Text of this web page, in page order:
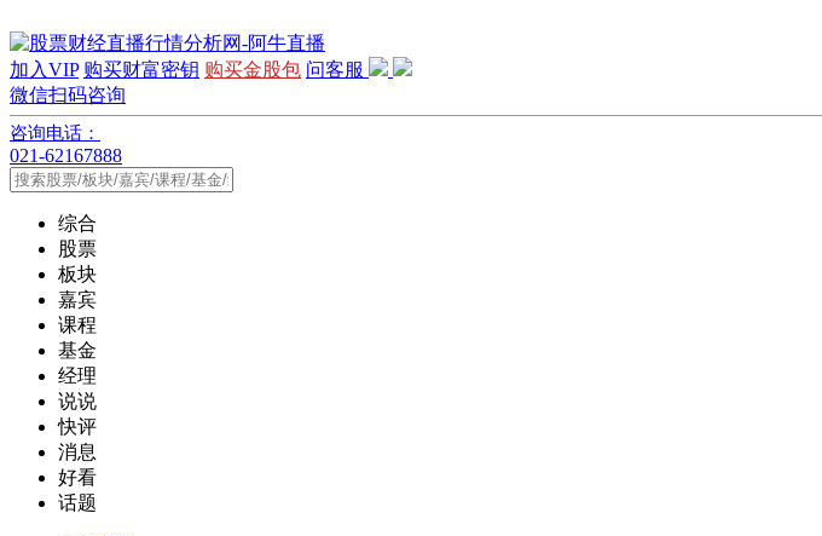
加入VIP 购买财富密钥 购买金股包 问客服
微信扫码咨询
咨询电话：
021-62167888
综合
股票
板块
嘉宾
课程
基金
经理
说说
快评
消息
好看
话题